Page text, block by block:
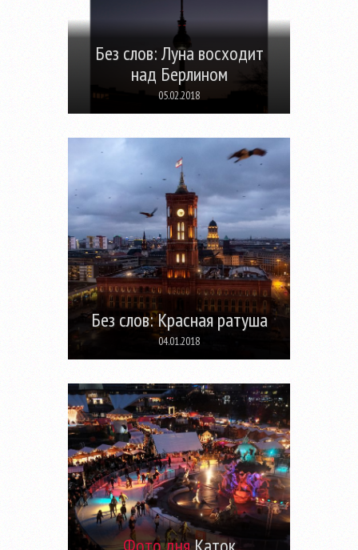
Без слов: Луна восходит
над Берлином
05.02.2018
Без слов: Красная ратуша
04.01.2018